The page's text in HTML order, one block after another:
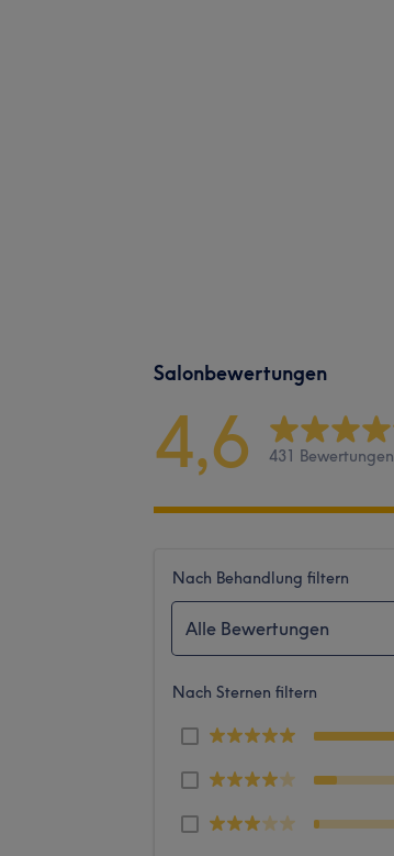
Salonbewertungen
4,6 431 Bewertungen
Nach Behandlung filtern
Alle Bewertungen
Nach Sternen filtern